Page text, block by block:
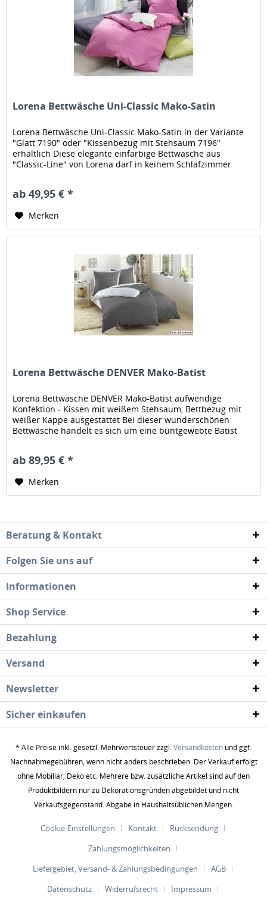
Lorena Bettwäsche Uni-Classic Mako-Satin
Lorena Bettwäsche Uni-Classic Mako-Satin in der Variante
"Glatt 7190" oder "Kissenbezug mit Stehsaum 7196"
erhältlich Diese elegante einfarbige Bettwäsche aus
"Classic-Line" von Lorena darf in keinem Schlafzimmer
ab 49,95 € *
Merken
Lorena Bettwäsche DENVER Mako-Batist
Lorena Bettwäsche DENVER Mako-Batist aufwendige
Konfektion - Kissen mit weißem Stehsaum, Bettbezug mit
weißer Kappe ausgestattet Bei dieser wunderschönen
Bettwäsche handelt es sich um eine buntgewebte Batist
ab 89,95 € *
Merken
Beratung & Kontakt
Folgen Sie uns auf
Informationen
Shop Service
Bezahlung
Versand
Newsletter
Sicher einkaufen
* Alle Preise inkl. gesetzl. Mehrwertsteuer zzgl.Versandkosten und ggf.
Nachnahmegebühren, wenn nicht anders beschrieben. Der Verkauf erfolgt
ohne Mobiliar, Deko etc. Mehrere bzw. zusätzliche Artikel sind auf den
Produktbildern nur zu Dekorationsgründen abgebildet und nicht
Verkaufsgegenstand. Abgabe in Haushaltsüblichen Mengen.
Cookie-Einstellungen Kontakt
Rücksendung
Zahlungsmöglichkeiten
Liefergebiet, Versand- & Zahlungsbedingungen
AGB
Datenschutz
Widerrufsrecht Impressum